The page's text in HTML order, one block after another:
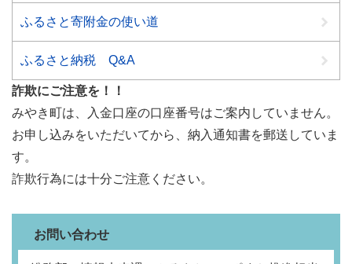
ふるさと寄附金の使い道
ふるさと納税 Q&A
詐欺にご注意を！！
みやき町は、入金口座の口座番号はご案内していません。
お申し込みをいただいてから、納入通知書を郵送していま
す。
詐欺行為には十分ご注意ください。
お問い合わせ